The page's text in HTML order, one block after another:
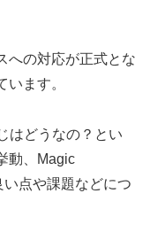
への対応が正式とな
ます。
はどうなの？とい
動、Magic
点や課題などにつ